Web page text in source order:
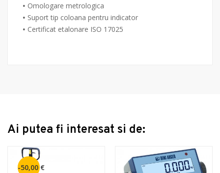
• Omologare metrologica
• Suport tip coloana pentru indicator
• Certificat etalonare ISO 17025
Ai putea fi interesat si de:
-50,00 €